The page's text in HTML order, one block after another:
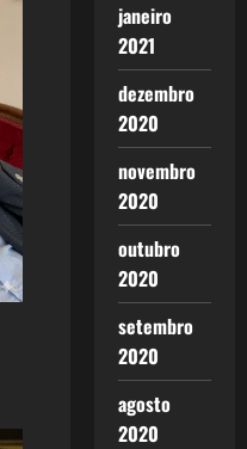
janeiro
2021
dezembro
2020
novembro
2020
outubro
2020
setembro
2020
agosto
2020